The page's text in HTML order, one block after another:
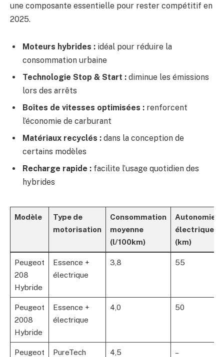
une composante essentielle pour rester compétitif en
2025.
Moteurs hybrides : idéal pour réduire la
consommation urbaine
Technologie Stop & Start : diminue les émissions
lors des arrêts
Boîtes de vitesses optimisées : renforcent
l’économie de carburant
Matériaux recyclés : dans la conception de
certains modèles
Recharge rapide : facilite l’usage quotidien des
hybrides
Modèle
Type de
motorisation
Consommation
moyenne
(l/100km)
Autonomie
électrique
(km)
Peugeot
208
Hybride
Essence +
électrique
3,8 55
Peugeot
2008
Hybride
Essence +
électrique
4,0 50
Peugeot
PureTech 4,5 –